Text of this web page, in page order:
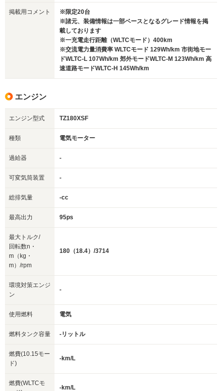
掲載用コメント
※限定20台
※諸元、装備情報は一部ベースとなるグレード情報を掲
載しております
※一充電走行距離（WLTCモード）400km
※交流電力量消費率 WLTCモード 129Wh/km 市街地モー
ドWLTC-L 107Wh/km 郊外モードWLTC-M 123Wh/km 高
速道路モードWLTC-H 145Wh/km
エンジン
エンジン型式 TZ180XSF
種類 電気モーター
過給器 -
可変気筒装置 -
総排気量 -cc
最高出力 95ps
最大トルク/
回転数n・
m（kg・
m）/rpm
180（18.4）/3714
環境対策エンジ
ン
-
使用燃料 電気
燃料タンク容量 -リットル
燃費(10.15モー
ド)
-km/L
燃費(WLTCモ
-km/L